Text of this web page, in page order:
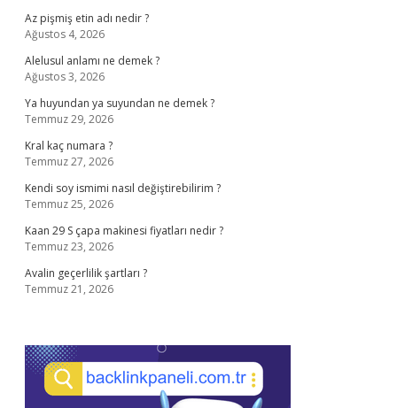
Az pişmiş etin adı nedir ?
Ağustos 4, 2026
Alelusul anlamı ne demek ?
Ağustos 3, 2026
Ya huyundan ya suyundan ne demek ?
Temmuz 29, 2026
Kral kaç numara ?
Temmuz 27, 2026
Kendi soy ismimi nasıl değiştirebilirim ?
Temmuz 25, 2026
Kaan 29 S çapa makinesi fiyatları nedir ?
Temmuz 23, 2026
Avalin geçerlilik şartları ?
Temmuz 21, 2026